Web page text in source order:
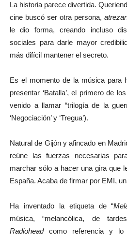
La historia parece divertida.
cine buscó ser otra persona,
le dio forma, creando incluso
sociales para darle mayor
más difícil mantener el secreto.
Es el momento de la música para
presentar ‘Batalla’, el primero de
venido a llamar “trilogía de la
‘Negociación’ y ‘Tregua’).
Natural de Gijón y afincado en
reúne las fuerzas necesarias
marchar sólo a hacer una gira que
España. Acaba de firmar por EMI,
Ha inventado la etiqueta de “
música, “melancólica, de
Radioheadcomo referencia y lo